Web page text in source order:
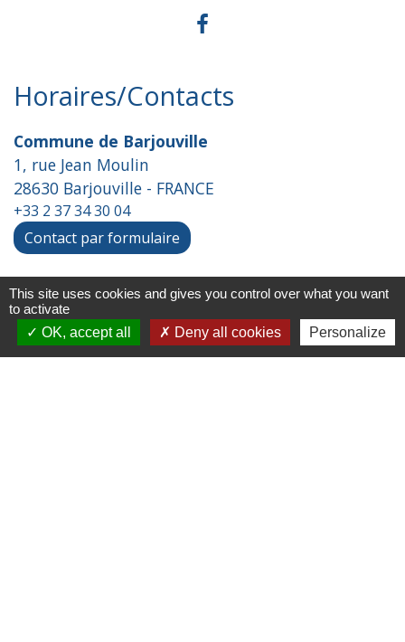
Horaires/Contacts
Commune de Barjouville
1, rue Jean Moulin
28630 Barjouville - FRANCE
+33 2 37 34 30 04
Contact par formulaire
Liens
Chartres Métropole
This site uses cookies and gives you control over what you want
to activate
OK, accept all
Deny all cookies Personalize